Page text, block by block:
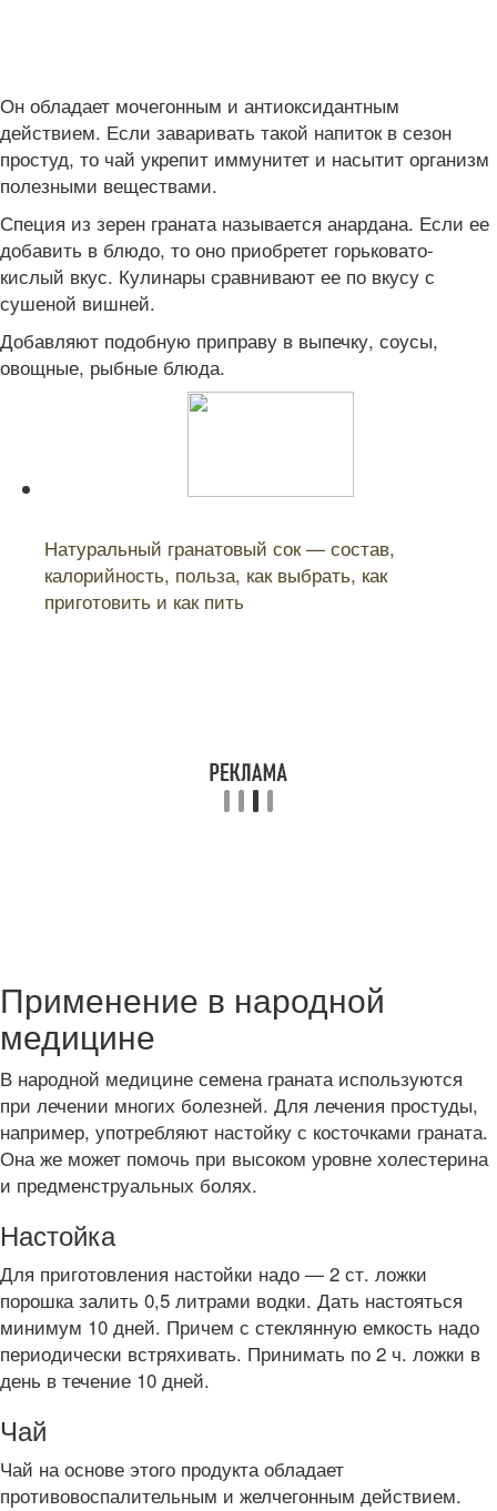
Он обладает мочегонным и антиоксидантным
действием. Если заваривать такой напиток в сезон
простуд, то чай укрепит иммунитет и насытит организм
полезными веществами.
Специя из зерен граната называется анардана. Если ее
добавить в блюдо, то оно приобретет горьковато-
кислый вкус. Кулинары сравнивают ее по вкусу с
сушеной вишней.
Добавляют подобную приправу в выпечку, соусы,
овощные, рыбные блюда.
Натуральный гранатовый сок — состав,
калорийность, польза, как выбрать, как
приготовить и как пить
Применение в народной
медицине
В народной медицине семена граната используются
при лечении многих болезней. Для лечения простуды,
например, употребляют настойку с косточками граната.
Она же может помочь при высоком уровне холестерина
и предменструальных болях.
Настойка
Для приготовления настойки надо — 2 ст. ложки
порошка залить 0,5 литрами водки. Дать настояться
минимум 10 дней. Причем с стеклянную емкость надо
периодически встряхивать. Принимать по 2 ч. ложки в
день в течение 10 дней.
Чай
Чай на основе этого продукта обладает
противовоспалительным и желчегонным действием.